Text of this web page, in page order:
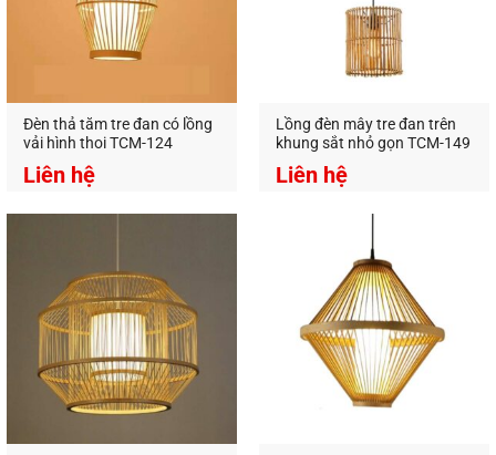
Địa Chỉ: 412 Phạm Văn Đồng, P.11, Q.Bình Thạnh,
Tp.Hồ Chí Minh
0813.160.160(zalo)
https://anandecor.vn/
Đèn thả tăm tre đan có lồng
vải hình thoi TCM-124
Liên hệ
Lồng đèn mây tre đan trên
khung sắt nhỏ gọn TCM-149
Liên hệ